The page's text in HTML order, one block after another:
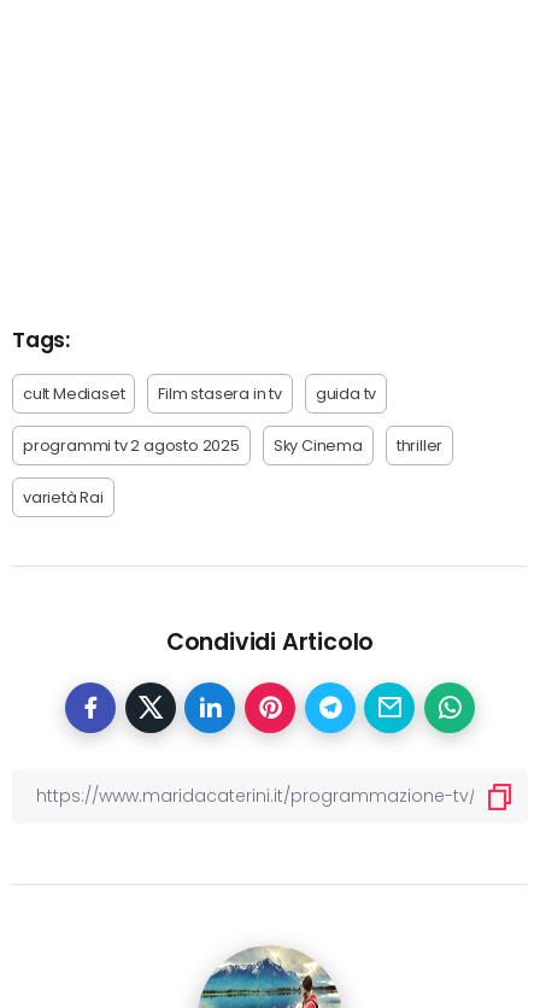
Tags:
cult Mediaset Film stasera in tv guida tv
programmi tv 2 agosto 2025 Sky Cinema thriller
varietà Rai
Condividi Articolo